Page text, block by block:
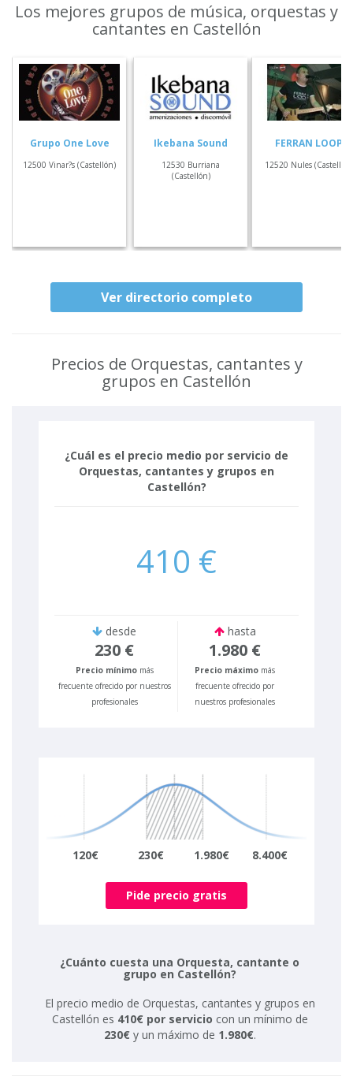
Los mejores grupos de música, orquestas y
cantantes en Castellón
Grupo One Love
12500 Vinar?s (Castellón)
Ikebana Sound
12530 Burriana
(Castellón)
FERRAN LOOP
12520 Nules (Castellón)
Ver directorio completo
Precios de Orquestas, cantantes y
grupos en Castellón
¿Cuál es el precio medio por servicio de
Orquestas, cantantes y grupos en
Castellón?
410 €
desde
230 €
Precio mínimomás
frecuente ofrecido por nuestros
profesionales
hasta
1.980 €
Precio máximo más
frecuente ofrecido por
nuestros profesionales
120€ 230€ 1.980€ 8.400€
Pide precio gratis
¿Cuánto cuesta una Orquesta, cantante o
grupo en Castellón?
El precio medio de Orquestas, cantantes y grupos en
Castellón es 410€ por servicio con un mínimo de
230€y un máximo de 1.980€.